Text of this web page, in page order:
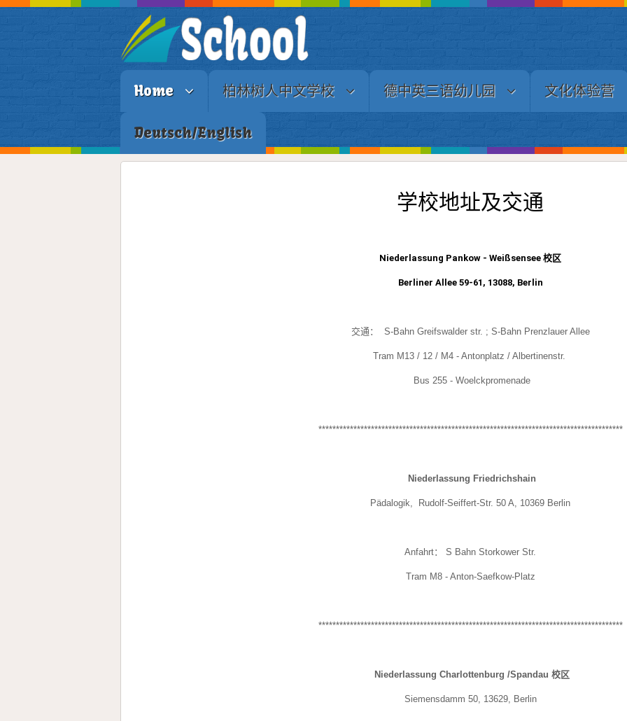
Home 柏林树人中文学校 德中英三语幼儿园 文化体验营
Deutsch/English
学校地址及交通
Niederlassung Pankow - Weißsensee 校区
Berliner Allee 59-61, 13088, Berlin
交通： S-Bahn Greifswalder str. ; S-Bahn Prenzlauer Allee
Tram M13 / 12 / M4 - Antonplatz / Albertinenstr.
Bus 255 - Woelckpromenade
***************************************************************************************
Niederlassung Friedrichshain
Pädalogik, Rudolf-Seiffert-Str. 50 A, 10369 Berlin
Anfahrt： S Bahn Storkower Str.
Tram M8 - Anton-Saefkow-Platz
***************************************************************************************
Niederlassung Charlottenburg /Spandau 校区
Siemensdamm 50, 13629, Berlin